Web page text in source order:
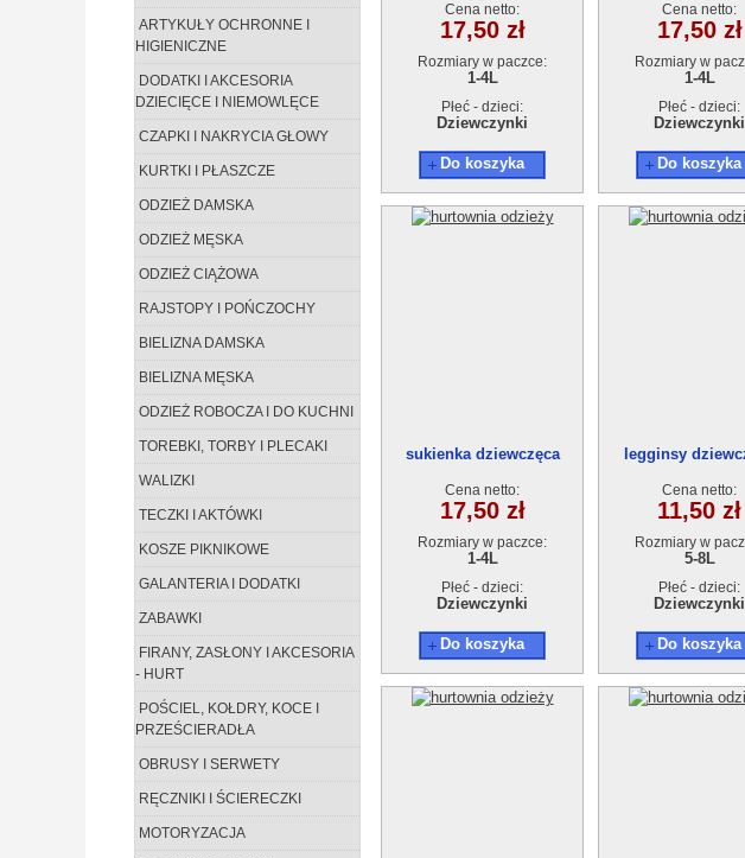
ARTYKUŁY OCHRONNE I
HIGIENICZNE
DODATKI I AKCESORIA
DZIECIĘCE I NIEMOWLĘCE
CZAPKI I NAKRYCIA GŁOWY
KURTKI I PŁASZCZE
ODZIEŻ DAMSKA
ODZIEŻ MĘSKA
ODZIEŻ CIĄŻOWA
RAJSTOPY I POŃCZOCHY
BIELIZNA DAMSKA
BIELIZNA MĘSKA
ODZIEŻ ROBOCZA I DO KUCHNI
TOREBKI, TORBY I PLECAKI
WALIZKI
TECZKI I AKTÓWKI
KOSZE PIKNIKOWE
GALANTERIA I DODATKI
ZABAWKI
FIRANY, ZASŁONY I AKCESORIA
- HURT
POŚCIEL, KOŁDRY, KOCE I
PRZEŚCIERADŁA
OBRUSY I SERWETY
RĘCZNIKI I ŚCIERECZKI
MOTORYZACJA
Cena netto:
17,50 zł
Rozmiary w paczce:
1-4L
Płeć - dzieci:
Dziewczynki
Do koszyka
Cena netto:
17,50 zł
Rozmiary w
1-4L
Płeć - dzieci:
Dziewczynki
Do koszyka
sukienka dziewczęca
Cena netto:
17,50 zł
Rozmiary w paczce:
1-4L
Płeć - dzieci:
Dziewczynki
Do koszyka
legginsy
Cena netto:
11,50 zł
Rozmiary w
5-8L
Płeć - dzieci:
Dziewczynki
Do koszyka